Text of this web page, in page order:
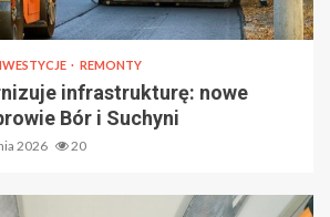
REMONTY
infrastrukturę: nowe
Bór i Suchyni
2026 20